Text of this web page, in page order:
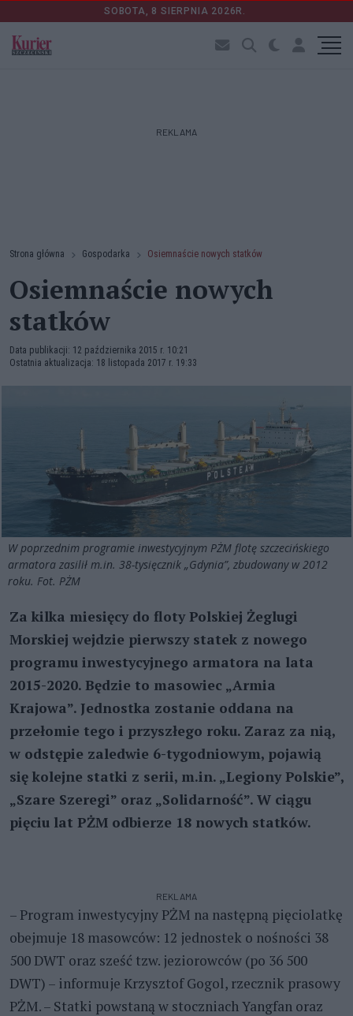
SOBOTA, 8 SIERPNIA 2026R.
REKLAMA
Strona główna Gospodarka Osiemnaście nowych statków
Osiemnaście nowych
statków
Data publikacji: 12 października 2015 r. 10:21
Ostatnia aktualizacja: 18 listopada 2017 r. 19:33
W poprzednim programie inwestycyjnym PŻM flotę szczecińskiego
armatora zasilił m.in. 38-tysięcznik „Gdynia”, zbudowany w 2012
roku. Fot. PŻM
Za kilka miesięcy do floty Polskiej Żeglugi
Morskiej wejdzie pierwszy statek z nowego
programu inwestycyjnego armatora na lata
2015-2020. Będzie to masowiec „Armia
Krajowa”. Jednostka zostanie oddana na
przełomie tego i przyszłego roku. Zaraz za nią,
w odstępie zaledwie 6-tygodniowym, pojawią
się kolejne statki z serii, m.in. „Legiony Polskie”,
„Szare Szeregi” oraz „Solidarność”. W ciągu
pięciu lat PŻM odbierze 18 nowych statków.
REKLAMA
– Program inwestycyjny PŻM na następną pięciolatkę
obejmuje 18 masowców: 12 jednostek o nośności 38
500 DWT oraz sześć tzw. jeziorowców (po 36 500
DWT) – informuje Krzysztof Gogol, rzecznik prasowy
PŻM. – Statki powstaną w stoczniach Yangfan oraz